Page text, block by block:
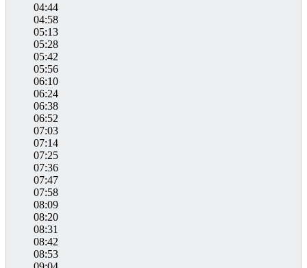
04:44
04:58
05:13
05:28
05:42
05:56
06:10
06:24
06:38
06:52
07:03
07:14
07:25
07:36
07:47
07:58
08:09
08:20
08:31
08:42
08:53